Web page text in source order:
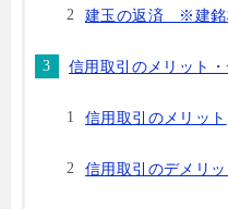
建玉の返済 ※建銘
信用取引のメリット・
信用取引のメリット
信用取引のデメリッ